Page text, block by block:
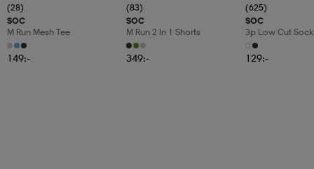
(28)
SOC
M Run Mesh Tee
149:-
(83)
SOC
M Run 2 In 1 Shorts
349:-
(625)
SOC
3p Low Cut Sock
129:-